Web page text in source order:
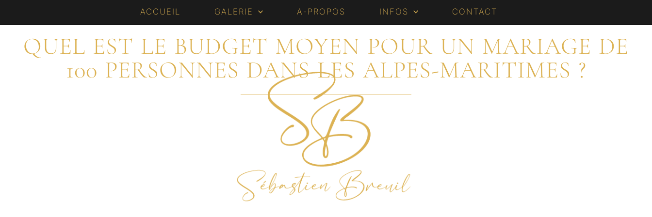
contenu
ACCUEIL GALERIE A-PROPOS INFOS CONTACT
QUEL EST LE BUDGET MOYEN POUR UN MARIAGE DE
100 PERSONNES DANS LES ALPES-MARITIMES ?